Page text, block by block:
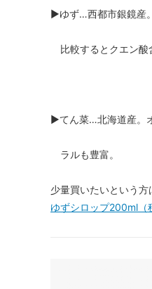
▶ゆず…西都市銀鏡産
比較するとクエン酸
▶てん菜…北海道産。
ラルも豊富。
少量買いたいという方
ゆずシロップ200ml（